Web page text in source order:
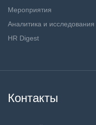
Мероприятия
Аналитика и исследования
HR Digest
Контакты